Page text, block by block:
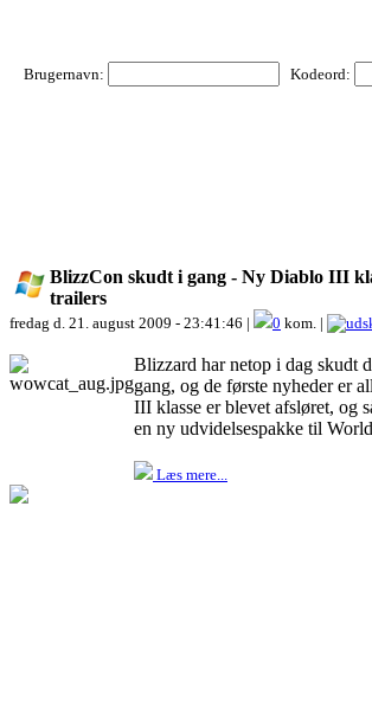
Brugernavn: Kodeord:
BlizzCon skudt i gang - Ny Diablo III
trailers
fredag d. 21. august 2009 - 23:41:46 | 0 kom. |
Blizzard har netop i dag skudt
gang, og de første nyheder er
III klasse er blevet afsløret, og
en ny udvidelsespakke til
Læs mere...